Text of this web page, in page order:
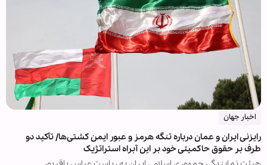
اخبار جهان
رایزنی ایران و عمان درباره تنگه هرمز و عبور ایمن کشتی‌ها/ تأکید دو
طرف بر حقوق حاکمیتی خود بر این آبراه استراتژیک